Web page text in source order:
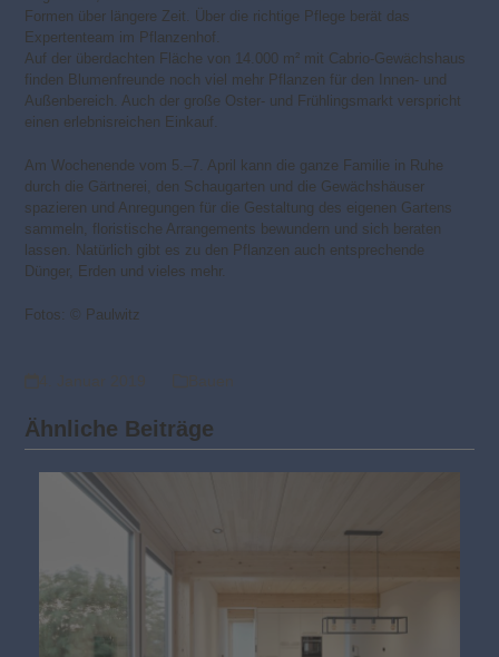
Formen über längere Zeit. Über die richtige Pflege berät das
Expertenteam im Pflanzenhof.
Auf der überdachten Fläche von 14.000 m² mit Cabrio-Gewächshaus
finden Blumenfreunde noch viel mehr Pflanzen für den Innen- und
Außenbereich. Auch der große Oster- und Frühlingsmarkt verspricht
einen erlebnisreichen Einkauf.
Am Wochenende vom 5.–7. April kann die ganze Familie in Ruhe
durch die Gärtnerei, den Schaugarten und die Gewächshäuser
spazieren und Anregungen für die Gestaltung des eigenen Gartens
sammeln, floristische Arrangements bewundern und sich beraten
lassen. Natürlich gibt es zu den Pflanzen auch entsprechende
Dünger, Erden und vieles mehr.
Fotos: © Paulwitz
Ähnliche Beiträge